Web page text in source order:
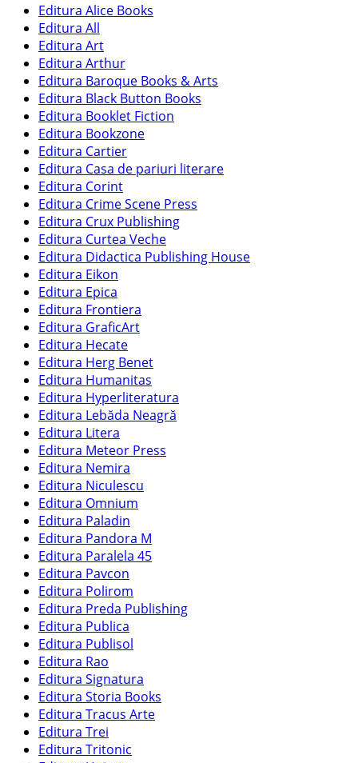
Editura Alice Books
Editura All
Editura Art
Editura Arthur
Editura Baroque Books & Arts
Editura Black Button Books
Editura Booklet Fiction
Editura Bookzone
Editura Cartier
Editura Casa de pariuri literare
Editura Corint
Editura Crime Scene Press
Editura Crux Publishing
Editura Curtea Veche
Editura Didactica Publishing House
Editura Eikon
Editura Epica
Editura Frontiera
Editura GraficArt
Editura Hecate
Editura Herg Benet
Editura Humanitas
Editura Hyperliteratura
Editura Lebăda Neagră
Editura Litera
Editura Meteor Press
Editura Nemira
Editura Niculescu
Editura Omnium
Editura Paladin
Editura Pandora M
Editura Paralela 45
Editura Pavcon
Editura Polirom
Editura Preda Publishing
Editura Publica
Editura Publisol
Editura Rao
Editura Signatura
Editura Storia Books
Editura Tracus Arte
Editura Trei
Editura Tritonic